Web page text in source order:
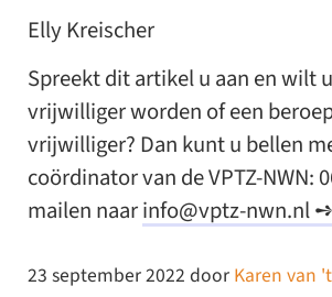
Elly Kreischer
Spreekt dit artikel u aan en wilt
vrijwilliger worden of een
vrijwilliger? Dan kunt u bellen
coördinator van de VPTZ-NWN:
mailen naarinfo@vptz-nwn.nl➺
23 september 2022 door Karen van